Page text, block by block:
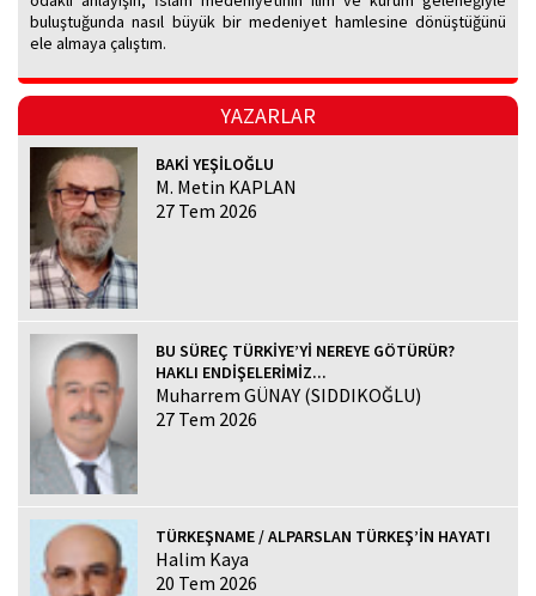
buluştuğunda nasıl büyük bir medeniyet hamlesine dönüştüğünü
ele almaya çalıştım.
YAZARLAR
BAKİ YEŞİLOĞLU
M. Metin KAPLAN
27 Tem 2026
BU SÜREÇ TÜRKİYE’Yİ NEREYE GÖTÜRÜR?
HAKLI ENDİŞELERİMİZ...
Muharrem GÜNAY (SIDDIKOĞLU)
27 Tem 2026
TÜRKEŞNAME / ALPARSLAN TÜRKEŞ’İN HAYATI
Halim Kaya
20 Tem 2026